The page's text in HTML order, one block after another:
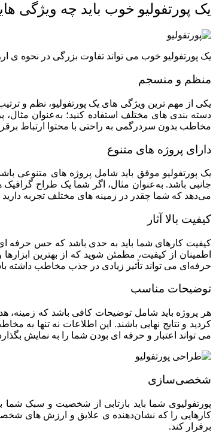
مشاهده صفحه خدمات طراحی سایت
تولید محتوا
استاپ موشن (ویدئو)
تولید پادکست
تولید محتوای ویدئویی
تدوین ویدئو
موشن گرافیک (ویدئو)
یک پورتفولیو خوب باید چه ویژگی
یک پورتفولیو خوب می‌ تواند تفاوت بزرگی در نحوه‌ ی
منظم و منسجم
یکی از مهم‌ ترین ویژگی‌ های یک پورتفولیو، نظم و
دسته‌ بندی‌ های مختلف استفاده کنید؛ به‌عنوان
مخاطب بدون سردرگمی به راحتی با محتوا ارتباط
دارای پروژه‌ های متنوع
یک پورتفولیو موفق باید شامل پروژه‌ های متنوعی
جانبی باشد. به‌عنوان مثال، اگر شما یک طراح گرافیک
می‌دهد که شما چقدر در زمینه‌ های مختلف تجربه
کیفیت بالا آثار
کیفیت کارهای شما باید به حدی باشد که حس حرفه‌ ای
اطمینان از کیفیت، مطمئن شوید که از بهترین
حرفه‌ای می‌ تواند تأثیر زیادی در جذب مخاطب داشته
توضیحات مناسب
هر پروژه باید شامل توضیحات کافی باشد که زمینه،
کردید و نتایج نهایی باشند. این اطلاعات نه‌ تنها
می‌ تواند اعتبار و حرفه‌ ای بودن شما را به نمایش
شخصی‌سازی
پورتفولیوی شما باید بازتابی از شخصیت و سبک شما
کارهایی را که نشان‌دهنده‌ ی علایق و ارزش‌ های
برقرار کند.